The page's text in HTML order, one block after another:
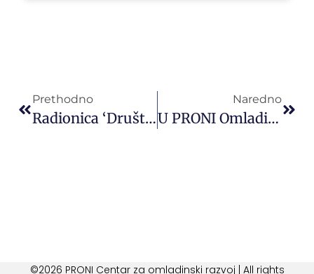
Prethodno
Radionica ‘Društvene Igre’ U PRONI Omladinskom Klubu Cazin
Naredno
U PRONI Omladinskom Klubu Sarajevo Održane 3 Radionice Kursa Španskog Jezika ”Hola España!”
©2026 PRONI Centar za omladinski razvoj | All rights